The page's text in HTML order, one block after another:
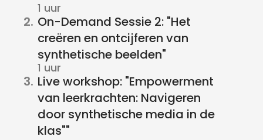
1 uur
2. On-Demand Sessie 2: "Het
creëren en ontcijferen van
synthetische beelden"
1 uur
3. Live workshop: "Empowerment
van leerkrachten: Navigeren
door synthetische media in de
klas""